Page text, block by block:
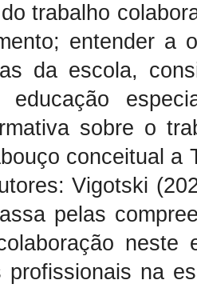
trabalho
entender a
da escola,
sobre o
conceitual a
Vigotski
pelas
neste
profissionais na